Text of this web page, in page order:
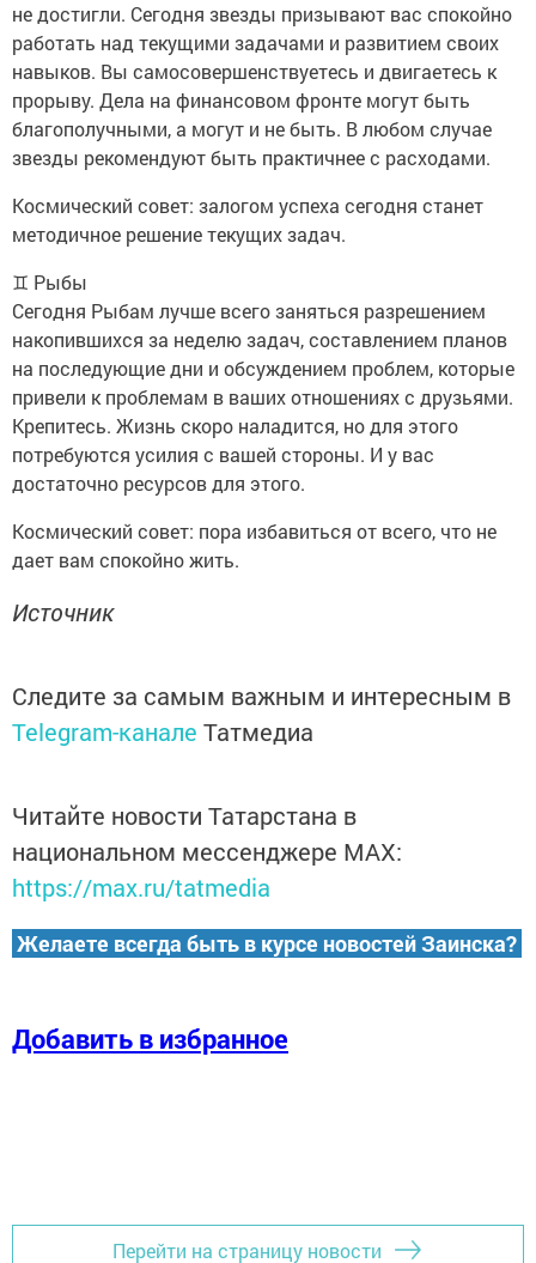
не достигли. Сегодня звезды призывают вас спокойно
работать над текущими задачами и развитием своих
навыков. Вы самосовершенствуетесь и двигаетесь к
прорыву. Дела на финансовом фронте могут быть
благополучными, а могут и не быть. В любом случае
звезды рекомендуют быть практичнее с расходами.
Космический совет: залогом успеха сегодня станет
методичное решение текущих задач.
♊ Рыбы
Сегодня Рыбам лучше всего заняться разрешением
накопившихся за неделю задач, составлением планов
на последующие дни и обсуждением проблем, которые
привели к проблемам в ваших отношениях с друзьями.
Крепитесь. Жизнь скоро наладится, но для этого
потребуются усилия с вашей стороны. И у вас
достаточно ресурсов для этого.
Космический совет: пора избавиться от всего, что не
дает вам спокойно жить.
Источник
Следите за самым важным и интересным в
Telegram-канале Татмедиа
Читайте новости Татарстана в
национальном мессенджере MАХ:
https://max.ru/tatmedia
Желаете всегда быть в курсе новостей Заинска?
Добавить в избранное
Перейти на страницу новости